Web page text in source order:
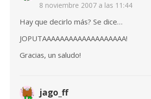
8 noviembre 2007 a las 11:44
Hay que decirlo más? Se dice…
JOPUTAAAAAAAAAAAAAAAAAAA!
Gracias, un saludo!
jago_ff